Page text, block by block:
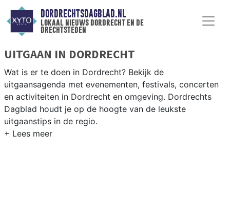
DORDRECHTSDAGBLAD.NL
lokaal nieuws dordrecht en de
drechtsteden
UITGAAN IN DORDRECHT
Wat is er te doen in Dordrecht? Bekijk de
uitgaansagenda met evenementen, festivals, concerten
en activiteiten in Dordrecht en omgeving. Dordrechts
Dagblad houdt je op de hoogte van de leukste
uitgaanstips in de regio.